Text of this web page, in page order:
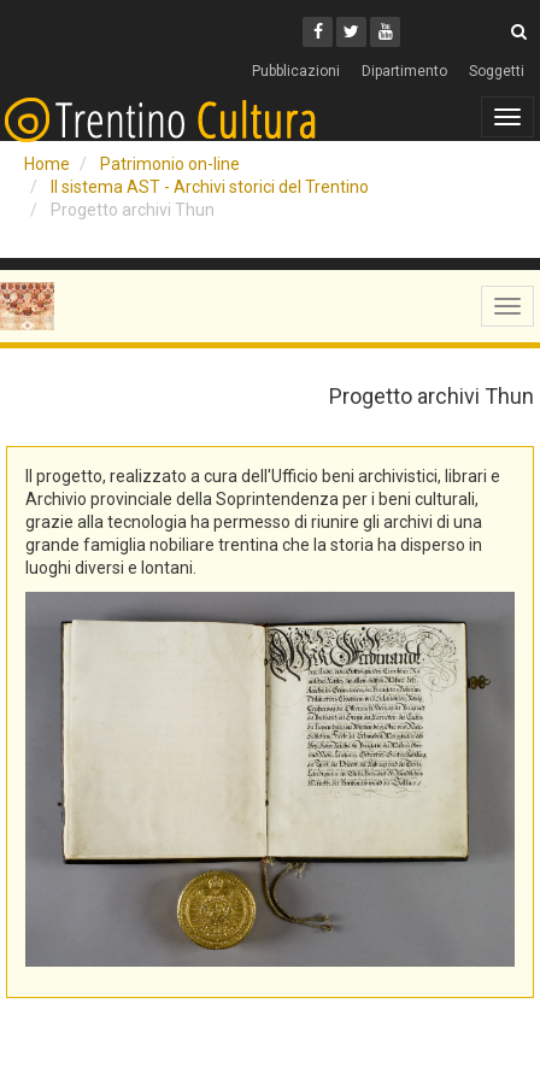
Facebook
Twitter
Youtube
Pubblicazioni Dipartimento Soggetti
Home
Patrimonio on-line
Il sistema AST - Archivi storici del Trentino
Progetto archivi Thun
Progetto archivi Thun
Il progetto, realizzato a cura dell'Ufficio beni archivistici, librari e
Archivio provinciale della Soprintendenza per i beni culturali,
grazie alla tecnologia ha permesso di riunire gli archivi di una
grande famiglia nobiliare trentina che la storia ha disperso in
luoghi diversi e lontani.